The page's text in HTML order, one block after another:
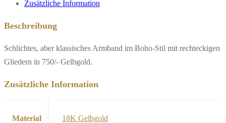
Zusätzliche Information
Beschreibung
Schlichtes, aber klassisches Armband im Boho-Stil mit rechteckigen
Gliedern in 750/- Gelbgold.
Zusätzliche Information
Material 18K Gelbgold